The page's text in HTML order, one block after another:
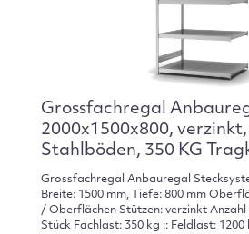
Grossfachregal
2000x1500x800,
Stahlböden, 350 KG
Grossfachregal Anbauregal
Breite: 1500 mm, Tiefe: 800 mm
/ Oberflächen Stützen: verzinkt Anzahl
Stück Fachlast: 350 kg :: Feldlast: 1200